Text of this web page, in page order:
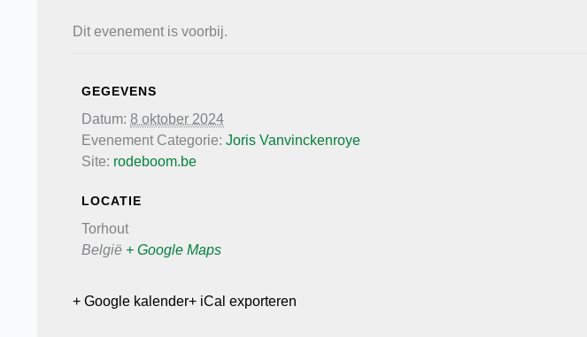
Dit evenement is voorbij.
GEGEVENS
Datum: 8 oktober 2024
Evenement Categorie: Joris Vanvinckenroye
Site: rodeboom.be
LOCATIE
Torhout
België + Google Maps
+ Google kalender+ iCal exporteren